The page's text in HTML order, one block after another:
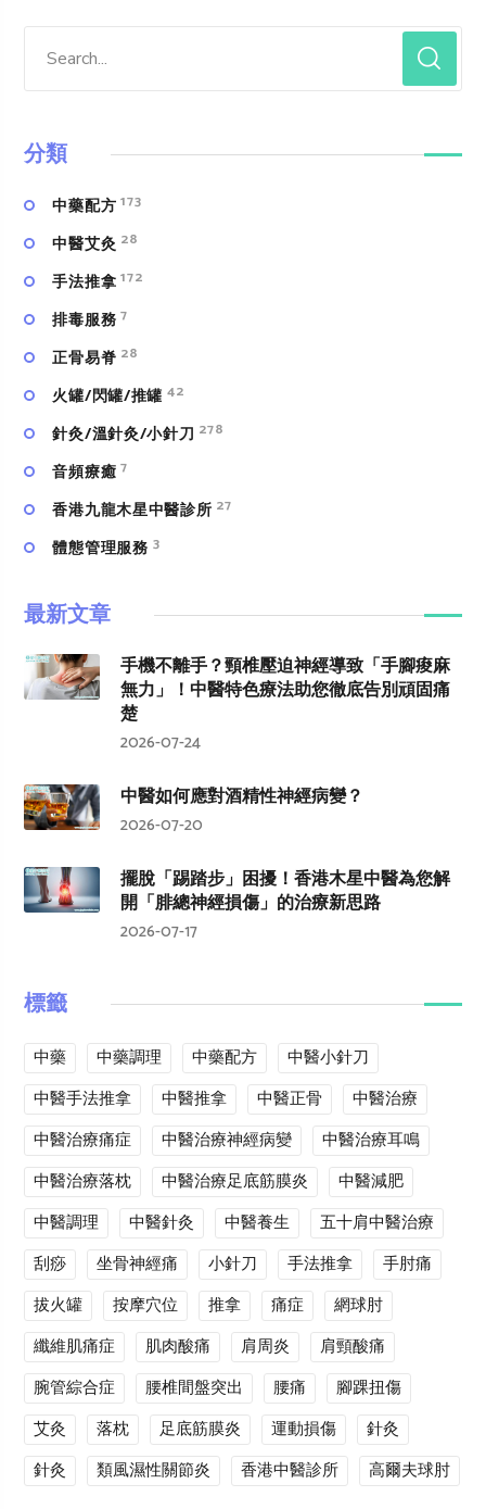
分類
中藥配方 173
中醫艾灸 28
手法推拿 172
排毒服務 7
正骨易脊 28
火罐/閃罐/推罐 42
針灸/溫針灸/小針刀 278
⾳頻療癒 7
香港九龍木星中醫診所 27
體態管理服務 3
最新文章
手機不離手？頸椎壓迫神經導致「手腳痠麻
無力」！中醫特色療法助您徹底告別頑固痛
楚
2026-07-24
中醫如何應對酒精性神經病變？
2026-07-20
擺脫「踢踏步」困擾！香港木星中醫為您解
開「腓總神經損傷」的治療新思路
2026-07-17
標籤
中藥 中藥調理 中藥配方
中醫小針刀
中醫手法推拿
中醫推拿 中醫正骨
中醫治療
中醫治療痛症
中醫治療神經病變
中醫治療耳鳴
中醫治療落枕
中醫治療足底筋膜炎
中醫減肥
中醫調理
中醫針灸 中醫養生
五十肩中醫治療
刮痧
坐骨神經痛 小針刀 手法推拿
手肘痛
拔火罐
按摩穴位 推拿 痛症
網球肘
纖維肌痛症
肌肉酸痛 肩周炎
肩頸酸痛
腕管綜合症
腰椎間盤突出 腰痛
腳踝扭傷
艾灸
落枕 足底筋膜炎 運動損傷
針灸
針灸
類風濕性關節炎 香港中醫診所 高爾夫球肘